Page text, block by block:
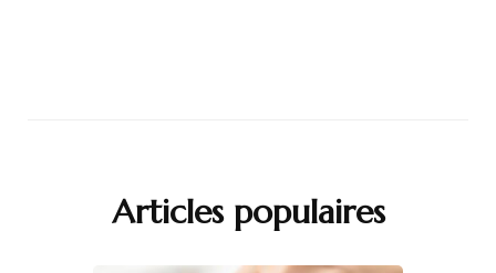
Articles populaires